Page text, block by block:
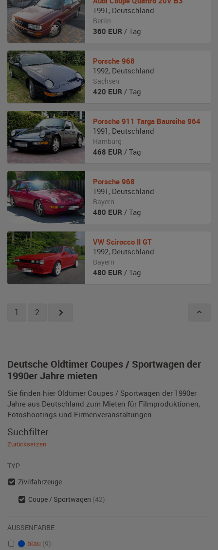
Deutsche Oldtimer Coupes / Sportwagen der
1990er Jahre mieten
Sie finden hier Oldtimer Coupes / Sportwagen der 1990er
Jahre aus Deutschland zum Mieten für Filmproduktionen,
Fotoshootings und Firmenveranstaltungen.
1991 , Deutschland
Berlin
360 EUR / Tag
Porsche 968
1992, Deutschland
Sachsen
420 EUR / Tag
Porsche 911 Targa Baureihe 964
1991 , Deutschland
Hamburg
468 EUR / Tag
Porsche 968
1991 , Deutschland
Bayern
480 EUR / Tag
VW Scirocco II GT
1992, Deutschland
Bayern
480 EUR / Tag
1 2
Suchfilter
Zurücksetzen
TYP
Zivilfahrzeuge
Coupe / Sportwagen (42)
AUSSENFARBE
blau (9)